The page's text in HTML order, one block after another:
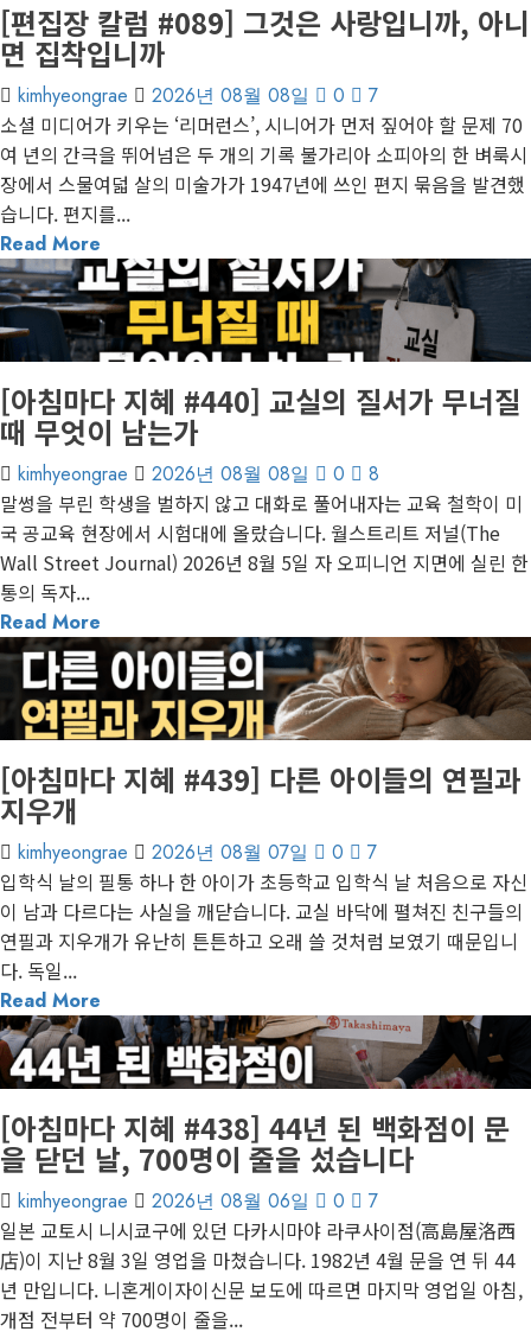
[편집장 칼럼 #089] 그것은 사랑입니까, 아니
면 집착입니까
kimhyeongrae 2026년 08월 08일 0 7
소셜 미디어가 키우는 ‘리머런스’, 시니어가 먼저 짚어야 할 문제 70
여 년의 간극을 뛰어넘은 두 개의 기록 불가리아 소피아의 한 벼룩시
장에서 스물여덟 살의 미술가가 1947년에 쓰인 편지 묶음을 발견했
습니다. 편지를...
Read More
1 minute read
게재된 글
아침마다 지혜
[아침마다 지혜 #440] 교실의 질서가 무너질
때 무엇이 남는가
kimhyeongrae 2026년 08월 08일 0 8
말썽을 부린 학생을 벌하지 않고 대화로 풀어내자는 교육 철학이 미
국 공교육 현장에서 시험대에 올랐습니다. 월스트리트 저널(The
Wall Street Journal) 2026년 8월 5일 자 오피니언 지면에 실린 한
통의 독자...
Read More
1 minute read
게재된 글
아침마다 지혜
[아침마다 지혜 #439] 다른 아이들의 연필과
지우개
kimhyeongrae 2026년 08월 07일 0 7
입학식 날의 필통 하나 한 아이가 초등학교 입학식 날 처음으로 자신
이 남과 다르다는 사실을 깨닫습니다. 교실 바닥에 펼쳐진 친구들의
연필과 지우개가 유난히 튼튼하고 오래 쓸 것처럼 보였기 때문입니
다. 독일...
Read More
게재된 글
아침마다 지혜
[아침마다 지혜 #438] 44년 된 백화점이 문
을 닫던 날, 700명이 줄을 섰습니다
kimhyeongrae 2026년 08월 06일 0 7
일본 교토시 니시쿄구에 있던 다카시마야 라쿠사이점(高島屋洛西
店)이 지난 8월 3일 영업을 마쳤습니다. 1982년 4월 문을 연 뒤 44
년 만입니다. 니혼게이자이신문 보도에 따르면 마지막 영업일 아침,
개점 전부터 약 700명이 줄을...